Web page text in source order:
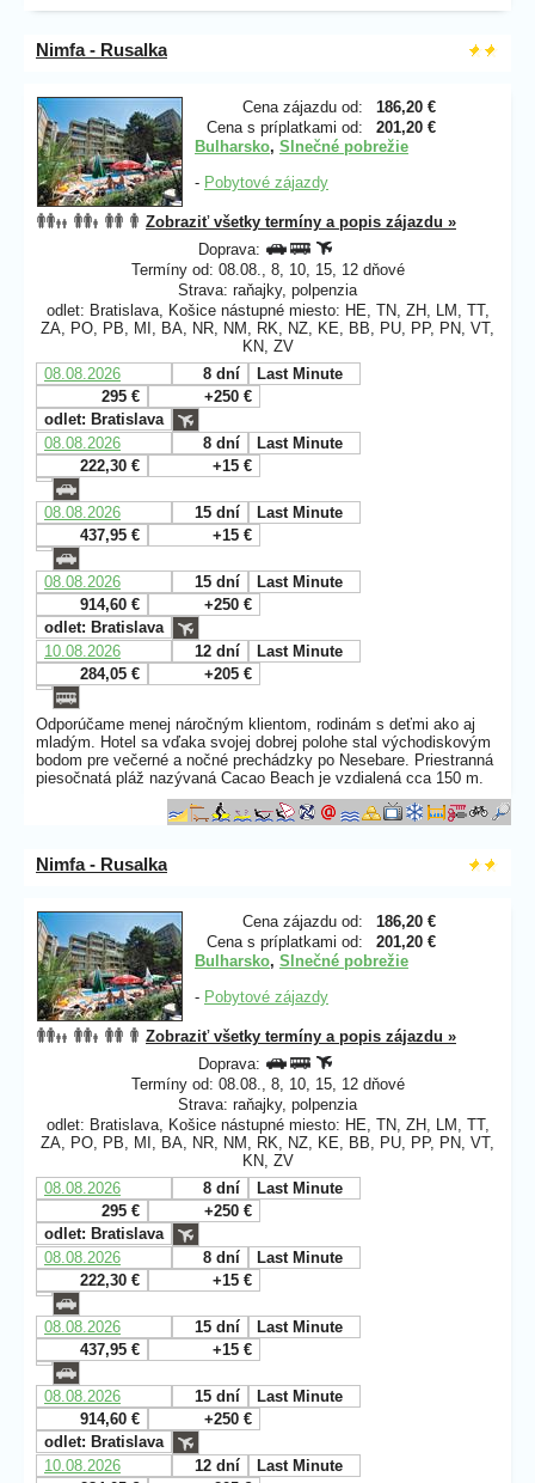
Nimfa - Rusalka
Cena zájazdu od:
186,20 €
Cena s príplatkami od:
201,20 €
Bulharsko, Slnečné pobrežie
- Pobytové zájazdy
Zobraziť všetky termíny a popis zájazdu »
Doprava:
Termíny od: 08.08., 8, 10, 15, 12 dňové
Strava: raňajky, polpenzia
odlet: Bratislava, Košice nástupné miesto: HE, TN, ZH, LM, TT,
ZA, PO, PB, MI, BA, NR, NM, RK, NZ, KE, BB, PU, PP, PN, VT,
KN, ZV
08.08.2026
8 dní
Last Minute
295 €
+250 €
odlet: Bratislava
08.08.2026
8 dní
Last Minute
222,30 €
+15 €
08.08.2026 15 dní
Last Minute
437,95 €
+15 €
08.08.2026 15 dní
Last Minute
914,60 €
+250 €
odlet: Bratislava
10.08.2026
12 dní
Last Minute
284,05 €
+205 €
Odporúčame menej náročným klientom, rodinám s deťmi ako aj
mladým. Hotel sa vďaka svojej dobrej polohe stal východiskovým
bodom pre večerné a nočné prechádzky po Nesebare. Priestranná
piesočnatá pláž nazývaná Cacao Beach je vzdialená cca 150 m.
Nimfa - Rusalka
Cena zájazdu od:
186,20 €
Cena s príplatkami od:
201,20 €
Bulharsko, Slnečné pobrežie
- Pobytové zájazdy
Zobraziť všetky termíny a popis zájazdu »
Doprava:
Termíny od: 08.08., 8, 10, 15, 12 dňové
Strava: raňajky, polpenzia
odlet: Bratislava, Košice nástupné miesto: HE, TN, ZH, LM, TT,
ZA, PO, PB, MI, BA, NR, NM, RK, NZ, KE, BB, PU, PP, PN, VT,
KN, ZV
08.08.2026
8 dní
Last Minute
295 €
+250 €
odlet: Bratislava
08.08.2026
8 dní
Last Minute
222,30 €
+15 €
08.08.2026 15 dní
Last Minute
437,95 €
+15 €
08.08.2026 15 dní
Last Minute
914,60 €
+250 €
odlet: Bratislava
10.08.2026
12 dní
Last Minute